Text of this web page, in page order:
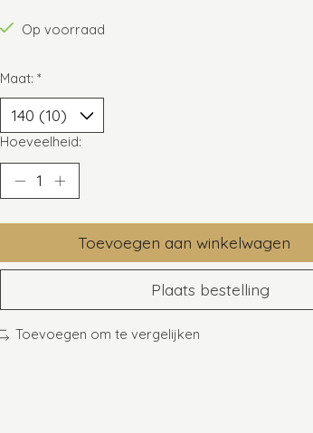
Op voorraad
Maat: *
Hoeveelheid:
Toevoegen aan winkelwagen
Plaats bestelling
Toevoegen om te vergelijken